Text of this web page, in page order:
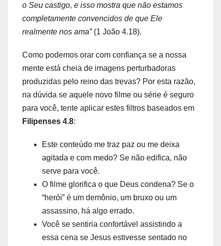
o Seu castigo, e isso mostra que não estamos
completamente convencidos de que Ele
realmente nos ama”(1 João 4.18).
Como podemos orar com confiança se a nossa
mente está cheia de imagens perturbadoras
produzidas pelo reino das trevas? Por esta razão,
na dúvida se aquele novo filme ou série é seguro
para você, tente aplicar estes filtros baseados em
Filipenses 4.8:
Este conteúdo me traz paz ou me deixa
agitada e com medo? Se não edifica, não
serve para você.
O filme glorifica o que Deus condena? Se o
“herói” é um demônio, um bruxo ou um
assassino, há algo errado.
Você se sentiria confortável assistindo a
essa cena se Jesus estivesse sentado no